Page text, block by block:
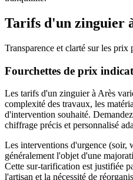
Tarifs d'un zinguier
Transparence et clarté sur les prix
Fourchettes de prix
Les tarifs d'un zinguier à Arès
complexité des travaux, les
d'intervention souhaité.
chiffrage précis et personnalisé
Les interventions d'urgence (soir,
généralement l'objet d'une
Cette sur-tarification est justifiée
l'artisan et la nécessité de